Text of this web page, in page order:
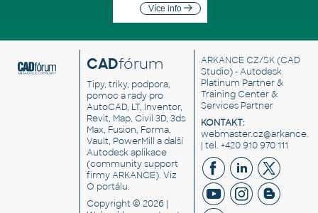
Více info
CADfórum
Tipy, triky, podpora,
pomoc a rady pro
AutoCAD, LT, Inventor,
Revit, Map, Civil 3D, 3ds
Max, Fusion, Forma,
Vault, PowerMill a další
Autodesk aplikace
(community support
firmy ARKANCE). Viz
O portálu.
Copyright © 2026 |
ARKANCE CZ/SK(CAD
Studio) - Autodesk
Platinum Partner &
Training Center &
Services Partner
KONTAKT:
| tel. +420 910 970 111